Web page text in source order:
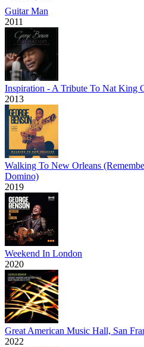
Guitar Man
2011
Inspiration - A Tribute To Nat King
2013
Walking To New Orleans
Domino)
2019
Weekend In London
2020
Great American Music Hall, San
2022